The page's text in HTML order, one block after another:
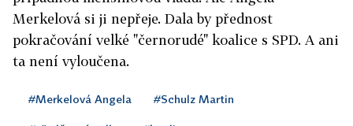
Merkelová si ji nepřeje. Dala by přednost
pokračování velké "černorudé" koalice s SPD. A ani
ta není vyloučena.
#Merkelová Angela #Schulz Martin